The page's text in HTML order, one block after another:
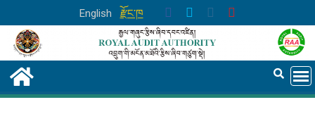
to
content
English རྫོང་ཁ